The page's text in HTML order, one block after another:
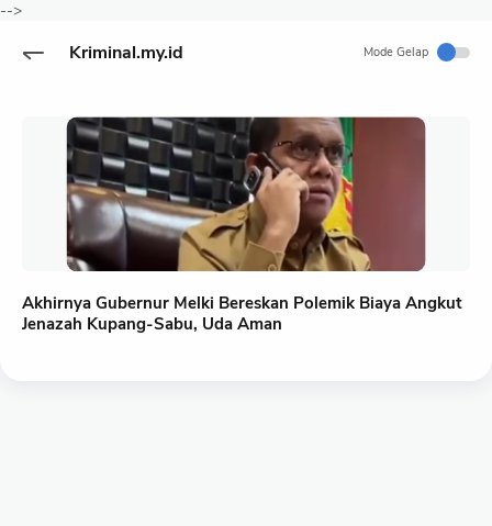
-->
Kriminal.my.id Mode Gelap
Akhirnya Gubernur Melki Bereskan Polemik Biaya Angkut
Jenazah Kupang-Sabu, Uda Aman